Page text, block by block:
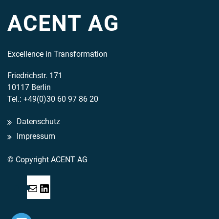
ACENT AG
Excellence in Transformation
Friedrichstr. 171
10117 Berlin
Tel.: +49(0)30 60 97 86 20
Datenschutz
Impressum
© Copyright ACENT AG
Mail